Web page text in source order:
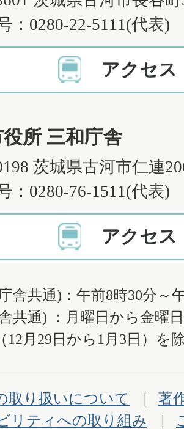
：0280-22-5111(代表)
アクセス
所 三和庁舎
茨城県古河市仁連
：0280-76-1511(代表)
アクセス
舎共通)：午前8時30分～
共通) ：月曜日から金曜
12月29日から1月3日）を
取り扱いについて
著
リティへの取り組み